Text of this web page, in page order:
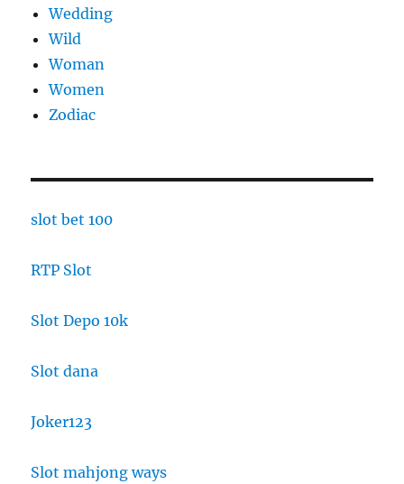
Wedding
Wild
Woman
Women
Zodiac
slot bet 100
RTP Slot
Slot Depo 10k
Slot dana
Joker123
Slot mahjong ways